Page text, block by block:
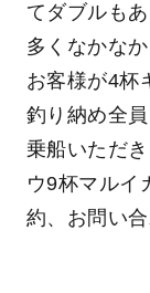
てダブルも
多くなかな
お客様が4杯
釣り納め全
乗船いただ
ウ9杯マルイ
約、お問い